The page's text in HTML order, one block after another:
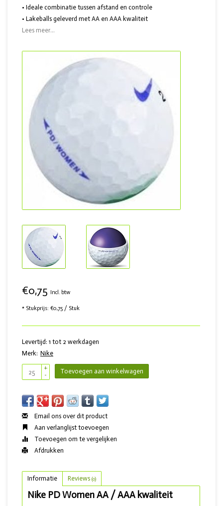
• Ideale combinatie tussen afstand en controle
• Lakeballs geleverd met AA en AAA kwaliteit
Lees meer...
€0,75 Incl. btw
* Stukprijs: €0,75 / Stuk
Levertijd: 1 tot 2 werkdagen
Merk: Nike
+
-
Toevoegen aan winkelwagen
Email ons over dit product
Aan verlanglijst toevoegen
Toevoegen om te vergelijken
Afdrukken
Informatie Reviews (0)
Nike PD Women AA / AAA kwaliteit